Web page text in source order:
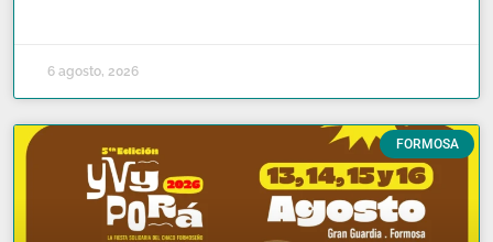
6 agosto, 2026
FORMOSA